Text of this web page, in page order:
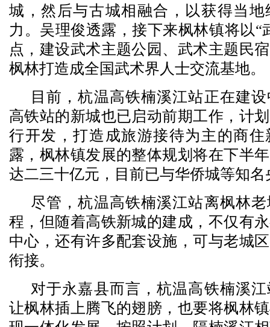
城，然后与古城相融合，以获得当
力。吴理俊透露，接下来枫林镇将以“
点，建设武术主题公园、武术主题民
枫林打造成全国武术界人士交流基地。
目前，杭温高铁楠溪江站正在建
高铁站的新城也已启动前期工作，计
行开发，打造成旅游接待为主的商
露，枫林镇发展的整体规划将在下半
达二三十亿元，目前已与华侨城等知
尽管，杭温高铁楠溪江站离枫林
程，但随着高铁新城的建成，不仅有
中心，还有许多配套设施，可与老城
衔接。
对于永嘉县而言，杭温高铁楠溪
让枫林插上腾飞的翅膀，也要将枫林